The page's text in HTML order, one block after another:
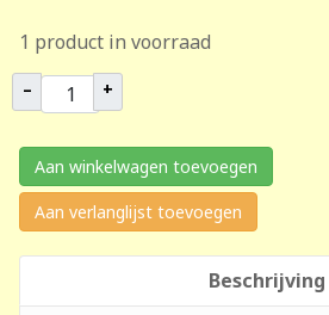
1 product in voorraad
– +
Aan winkelwagen toevoegen
Aan verlanglijst toevoegen
Beschrijving